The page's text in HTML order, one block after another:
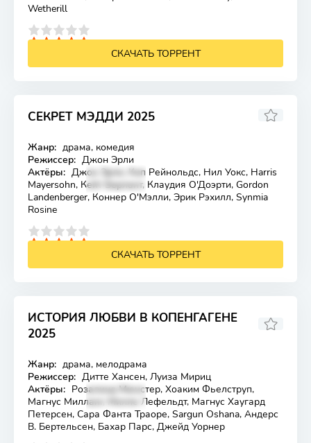
Wetherill
СКАЧАТЬ ТОРРЕНТ
СЕКРЕТ МЭДДИ 2025
Лицензия
6.4
Жанр: драма, комедия
Режиссер: Джон Эрли
Актёры: Джон Эрли, Кип Рейнольдс, Нил Уокс, Harris
Mayersohn, Кейт Берлант, Клаудия О'Доэрти, Gordon
Landenberger, Коннер О'Мэлли, Эрик Рэхилл, Synmia
Rosine
СКАЧАТЬ ТОРРЕНТ
ИСТОРИЯ ЛЮБВИ В КОПЕНГАГЕНЕ
2025
Лицензия
Жанр: драма, мелодрама
Режиссер: Дитте Хансен, Луиза Мириц
Актёры: Розалинд Мюнстер, Хоаким Фьелструп,
Магнус Милланг, Милле Лефельдт, Магнус Хаугард
Петерсен, Сара Фанта Траоре, Sargun Oshana, Андерс
В. Бертельсен, Бахар Парс, Джейд Уорнер